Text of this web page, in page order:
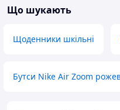
Що шукають
Щоденники шкільні
Бутси Nike Air Zoom